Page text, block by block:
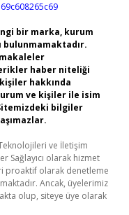
bir marka, kurum
bulunmamaktadır.
makaleler
haber niteliği
hakkında
ve kişiler ile isim
bilgiler
ve İletişim
Sağlayıcı olarak hizmet
proaktif olarak denetleme
Ancak, üyelerimiz
olup, siteye üye olarak